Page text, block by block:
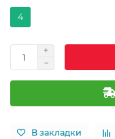
4
В закладки